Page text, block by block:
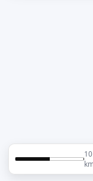
10